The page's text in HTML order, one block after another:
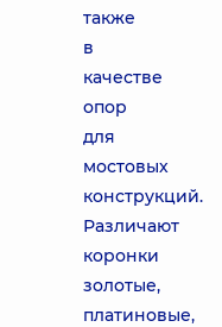
также
в
качестве
опор
для
мостовых
конструкций.
Различают
коронки
золотые,
платиновые,